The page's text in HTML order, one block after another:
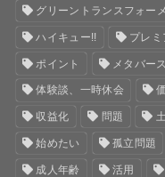
グリーントランスフォー
ハイキュー!! プレ
ポイント メタバース
体験談、一時休会
収益化 問題
始めたい 孤立問題
成人年齢 活用